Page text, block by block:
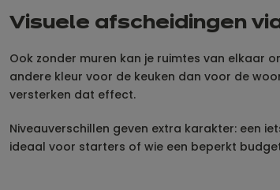
Visuele afscheidingen
Ook zonder muren kan je ruimtes van elkaar
andere kleur voor de keuken dan voor de
versterken dat effect.
Niveauverschillen geven extra karakter: een
ideaal voor starters of wie een beperkt